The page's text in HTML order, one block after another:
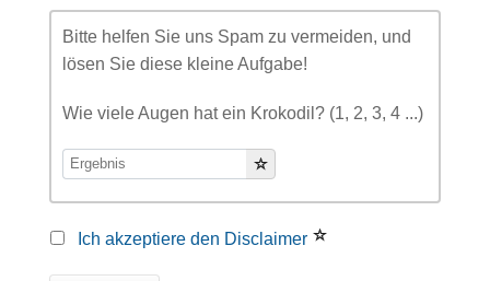
Bitte helfen Sie uns Spam zu vermeiden, und
lösen Sie diese kleine Aufgabe!
Wie viele Augen hat ein Krokodil? (1, 2, 3, 4 ...)
Ich akzeptiere den Disclaimer